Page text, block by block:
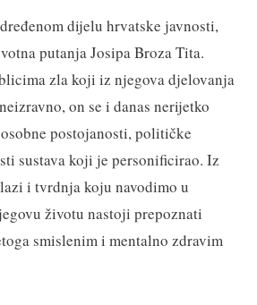
dijelu hrvatske javnosti,
putanja Josipa Broza Tita.
zla koji iz njegova djelovanja
on se i danas nerijetko
postojanosti, političke
sustava koji je personificirao. Iz
i tvrdnja koju navodimo u
životu nastoji prepoznati
smislenim i mentalno zdravim